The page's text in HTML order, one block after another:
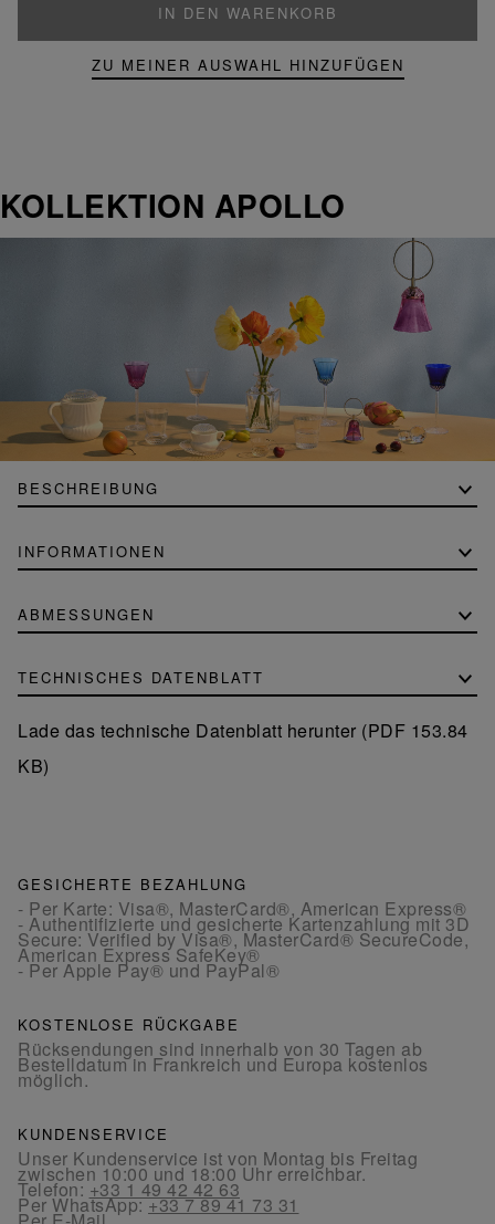
IN DEN WARENKORB
ZU MEINER AUSWAHL HINZUFÜGEN
KOLLEKTION APOLLO
BESCHREIBUNG
INFORMATIONEN
ABMESSUNGEN
TECHNISCHES DATENBLATT
Lade das technische Datenblatt herunter (PDF 153.84
KB)
GESICHERTE BEZAHLUNG
- Per Karte: Visa®, MasterCard®, American Express®
- Authentifizierte und gesicherte Kartenzahlung mit 3D
Secure: Verified by Visa®, MasterCard® SecureCode,
American Express SafeKey®
- Per Apple Pay® und PayPal®
KOSTENLOSE RÜCKGABE
Rücksendungen sind innerhalb von 30 Tagen ab
Bestelldatum in Frankreich und Europa kostenlos
möglich.
KUNDENSERVICE
Unser Kundenservice ist von Montag bis Freitag
zwischen 10:00 und 18:00 Uhr erreichbar.
Telefon:+33 1 49 42 42 63
Per WhatsApp:+33 7 89 41 73 31